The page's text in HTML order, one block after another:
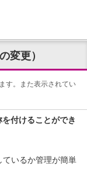
変更）
す。また表示されてい
付けることができ
いるか管理が簡単